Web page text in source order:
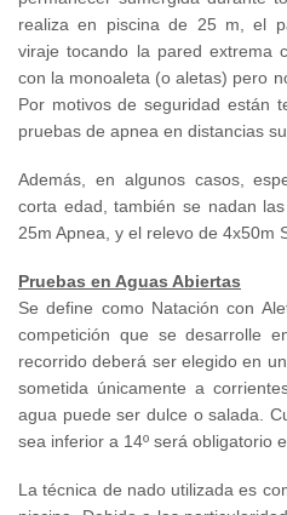
realiza en piscina de 25 m, el
viraje tocando la pared extrema
con la monoaleta (o aletas) pero
Por motivos de seguridad están
pruebas de apnea en distancias
Además, en algunos casos,
corta edad, también se nadan
25m Apnea, y el relevo de 4x50m
Pruebas en Aguas Abiertas
Se define como Natación con
competición que se desarrolle
recorrido deberá ser elegido en
sometida únicamente a
agua puede ser dulce o salada.
sea inferior a 14º será obligatorio
La técnica de nado utilizada es